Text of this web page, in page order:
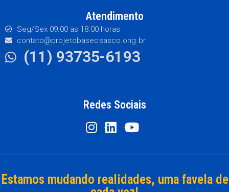
Atendimento
Seg/Sex 09:00 as 18:00 horas
contato@projetobaseosasco.ong.br
(11) 93735-6193
Redes Sociais
Estamos mudando realidades, uma favela de